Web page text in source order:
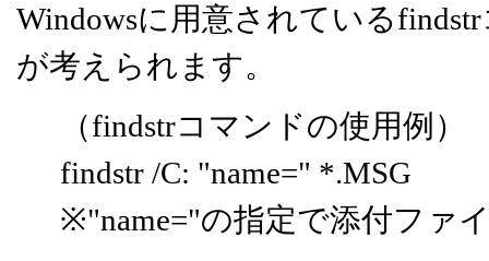
Windowsに用意されている
が考えられます。
（findstrコマンドの使用例）
findstr /C: "name=" *.MSG
※"name="の指定で添付ファ